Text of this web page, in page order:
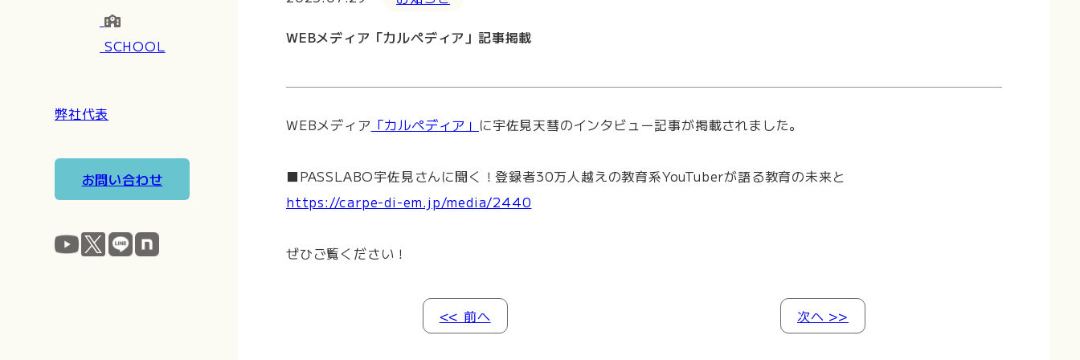
SCHOOL
弊社代表
お問い合わせ
WEBメディア「カルペディア」記事掲載
WEBメディア 「カルペディア」 に宇佐見天彗のインタビュー記事が掲載されました。
■PASSLABO宇佐見さんに聞く！登録者30万人越えの教育系YouTuberが語る教育の未来と
https://carpe-di-em.jp/media/2440
ぜひご覧ください！
<< 前へ 次へ >>